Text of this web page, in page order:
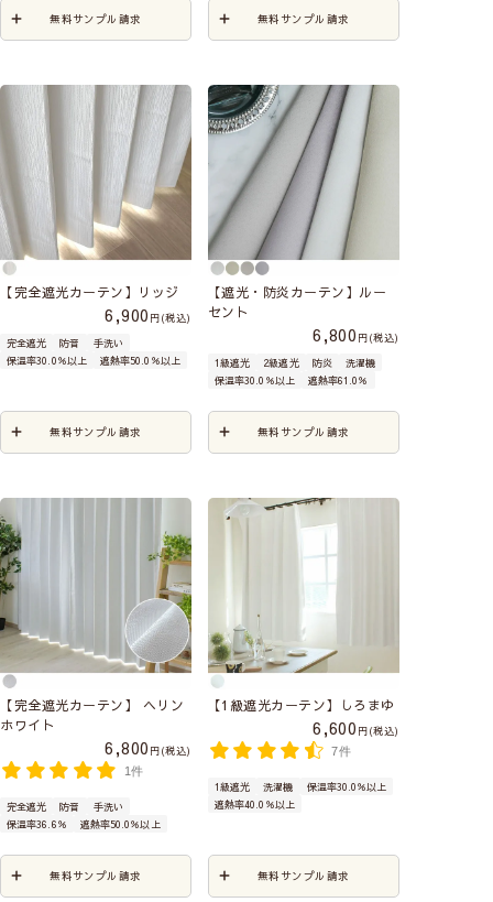
無料サンプル請求 無料サンプル請求
【完全遮光カーテン】リッジ
6,900
税込
完全遮光
防音
手洗い
保温率30.0％以上
遮熱率50.0％以上
無料サンプル請求
【遮光・防炎カーテン】ルー
セント
6,800
税込
1級遮光
2級遮光 防炎
洗濯機
保温率30.0％以上
遮熱率61.0％
無料サンプル請求
【完全遮光カーテン】 ヘリン
ホワイト
6,800
税込
1件
完全遮光 防音
手洗い
保温率36.6％
遮熱率50.0％以上
無料サンプル請求
【1級遮光カーテン】しろまゆ
6,600
税込
7件
1級遮光 洗濯機
保温率30.0％以上
遮熱率40.0％以上
無料サンプル請求